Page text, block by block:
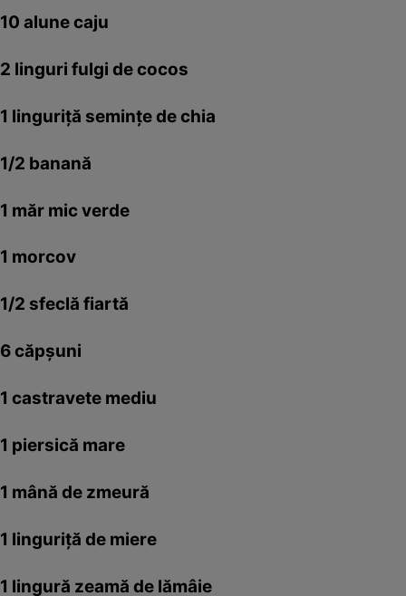
10 alune caju
2 linguri fulgi de cocos
1 linguriţă seminţe de chia
1/2 banană
1 măr mic verde
1 morcov
1/2 sfeclă fiartă
6 căpşuni
1 castravete mediu
1 piersică mare
1 mână de zmeură
1 linguriţă de miere
1 lingură zeamă de lămâie